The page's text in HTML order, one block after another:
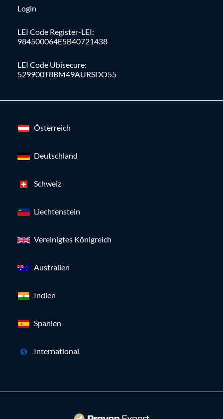
Login
LEI Code Register-LEI:
984500064E5B40721438
LEI Code Ubisecure:
529900T8BM49AURSDO55
Österreich
Deutschland
Schweiz
Liechtenstein
Vereinigtes Königreich
Australien
Indien
Spanien
International